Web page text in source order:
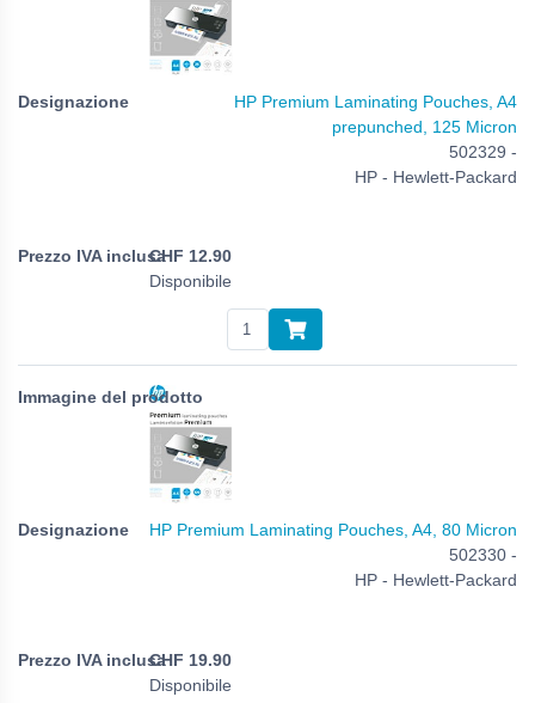
HP Premium Laminating Pouches, A4
prepunched, 125 Micron
502329 -
HP - Hewlett-Packard
CHF 12.90
Disponibile
HP Premium Laminating Pouches, A4, 80 Micron
502330 -
HP - Hewlett-Packard
CHF 19.90
Disponibile